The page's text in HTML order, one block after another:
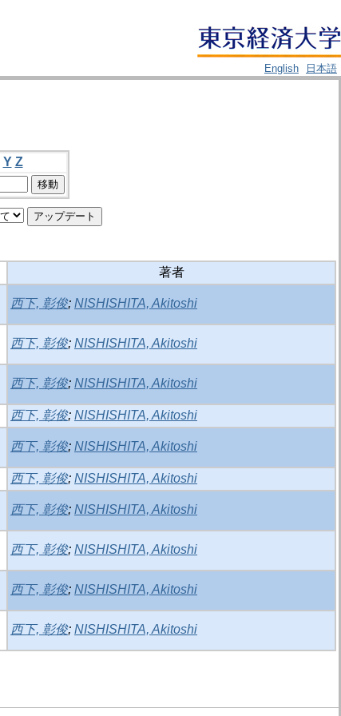
English
日本語
Y Z
著者
西下, 彰俊; NISHISHITA, Akitoshi
西下, 彰俊; NISHISHITA, Akitoshi
西下, 彰俊; NISHISHITA, Akitoshi
西下, 彰俊; NISHISHITA, Akitoshi
西下, 彰俊; NISHISHITA, Akitoshi
西下, 彰俊; NISHISHITA, Akitoshi
西下, 彰俊; NISHISHITA, Akitoshi
西下, 彰俊; NISHISHITA, Akitoshi
西下, 彰俊; NISHISHITA, Akitoshi
西下, 彰俊; NISHISHITA, Akitoshi